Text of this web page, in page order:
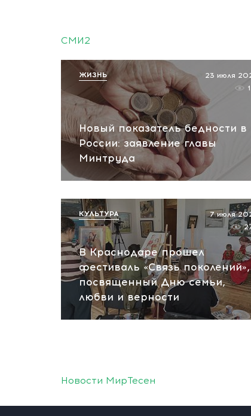
СМИ2
Новый показатель бедности в
России: заявление главы
Минтруда
23 июля
ЖИЗНЬ
В Краснодаре прошел
фестиваль «Связь поколений»,
посвященный Дню семьи,
любви и верности
7 июля
КУЛЬТУРА
Новости МирТесен